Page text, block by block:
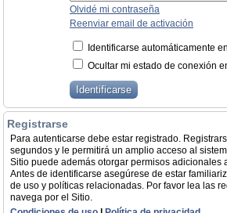
Olvidé mi contraseña
Reenviar email de activación
Identificarse automáticamente
Ocultar mi estado de conexión
Registrarse
Para autenticarse debe estar registrado.
segundos y le permitirá un amplio acceso al
Sitio puede además otorgar permisos adicionales
Antes de identificarse asegúrese de estar
de uso y políticas relacionadas. Por favor lea las
navega por el Sitio.